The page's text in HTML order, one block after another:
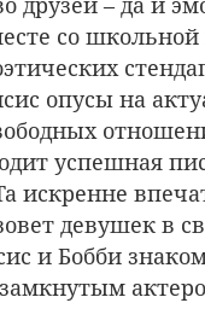
со школьной
опусы на
успешная
искренне
девушек в
и Бобби